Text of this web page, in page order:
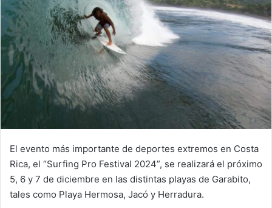
El evento más importante de deportes extremos en Costa
Rica, el “Surfing Pro Festival 2024”, se realizará el próximo
5, 6 y 7 de diciembre en las distintas playas de Garabito,
tales como Playa Hermosa, Jacó y Herradura.